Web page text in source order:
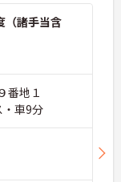
（諸手当含
番地１
・車9分